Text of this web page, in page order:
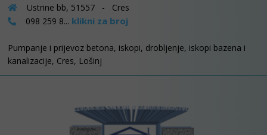
Ustrine bb, 51557 - Cres
098 259 8... klikni za broj
Pumpanje i prijevoz betona, iskopi, drobljenje, iskopi bazena i
kanalizacije, Cres, Lošinj